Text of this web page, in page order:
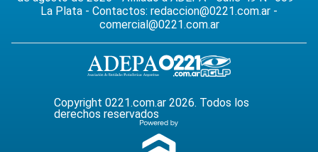
La Plata - Contactos: redaccion@0221.com.ar -
comercial@0221.com.ar
Copyright 0221.com.ar 2026. Todos los
derechos reservados